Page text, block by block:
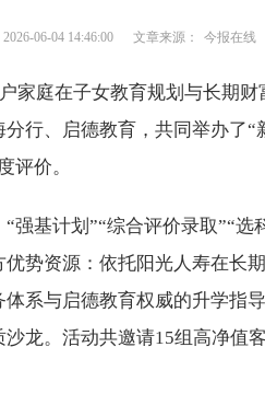
2026-06-04 14:46:00 文章来源： 今报在线
家庭在子女教育规划与长期
行、启德教育，共同举办了“
评价。
强基计划”“综合评价录取”“选
势资源：依托阳光人寿在长
系与启德教育权威的升学指
龙。活动共邀请15组高净值